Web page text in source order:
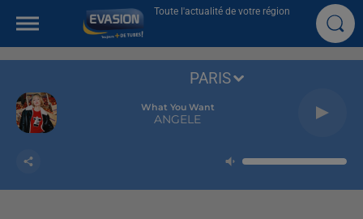
Toute l'actualité de votre région
What You Want
ANGELE
PARIS